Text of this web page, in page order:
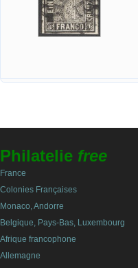
Philatelie free
France
Colonies Françaises
Monaco, Andorre
Belgique, Pays-Bas, Luxembourg
Afrique francophone
Allemagne